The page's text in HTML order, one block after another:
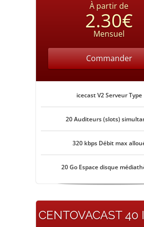
À partir de
2.30€
Mensuel
Commander
icecast V2 Serveur Type
20 Auditeurs (slots)
320 kbps Débit max
20 Go Espace disque
CENTOVACAST 40